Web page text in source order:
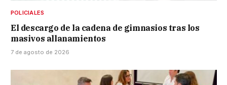
POLICIALES
El descargo de la cadena de gimnasios tras los
masivos allanamientos
7 de agosto de 2026